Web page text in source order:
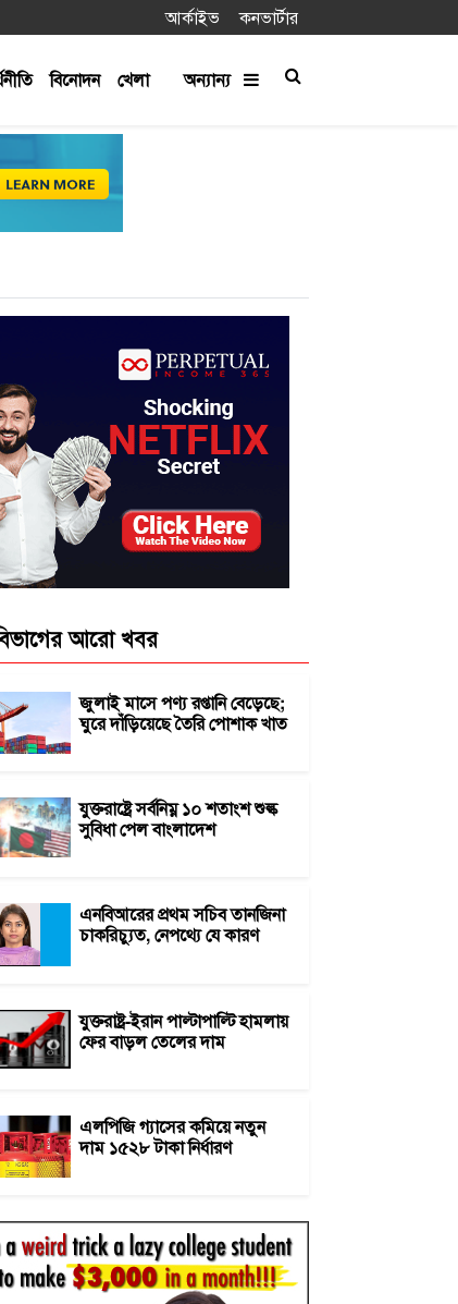
আর্কাইভ কনভার্টার
বিনোদন খেলা অন্যান্য
আরো খবর
জুলাই মাসে পণ্য রপ্তানি বেড়েছে;
ঘুরে দাঁড়িয়েছে তৈরি পোশাক খাত
যুক্তরাষ্ট্রে সর্বনিম্ন ১০ শতাংশ শুল্ক
সুবিধা পেল বাংলাদেশ
এনবিআরের প্রথম সচিব তানজিনা
চাকরিচ্যুত, নেপথ্যে যে কারণ
যুক্তরাষ্ট্র-ইরান পাল্টাপাল্টি হামলায়
ফের বাড়ল তেলের দাম
এলপিজি গ্যাসের কমিয়ে নতুন
দাম ১৫২৮ টাকা নির্ধারণ